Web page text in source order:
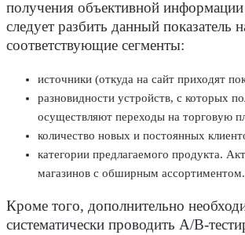
получения объективной
следует разбить данный показатель
соответствующие сегменты:
источники (откуда на сайт приходят
разновидности устройств, с которых
осуществляют переходы на торговую
количество новых и постоянных
категории предлагаемого продукта.
магазинов с обширным ассортиментом.
Кроме того, дополнительно
систематически проводить А/В-